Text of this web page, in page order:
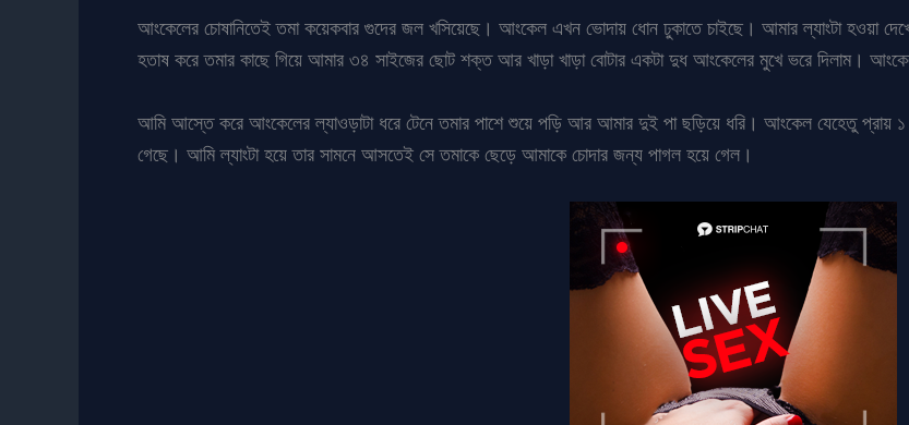
আংকেলের চোষানিতেই তমা কয়েকবার গুদের জল খসিয়েছে। আংকেল এখন ভোদায় ধোন ঢুকাতে চাইছে। আমার ল্যাংটা হওয়া
হতাষ করে তমার কাছে গিয়ে আমার ৩৪ সাইজের ছোট শক্ত আর খাড়া খাড়া বোটার একটা দুধ আংকেলের মুখে ভরে দিলাম।
আমি আস্তে করে আংকেলের ল্যাওড়াটা ধরে টেনে তমার পাশে শুয়ে পড়ি আর আমার দুই পা ছড়িয়ে ধরি। আংকেল যেহেতু প্রায় ১
গেছে। আমি ল্যাংটা হয়ে তার সামনে আসতেই সে তমাকে ছেড়ে আমাকে চোদার জন্য পাগল হয়ে গেল।